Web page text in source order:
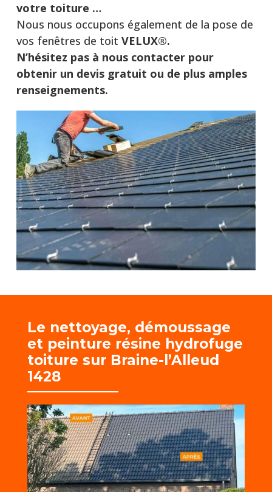
votre toiture …
Nous nous occupons également de la pose de
vos fenêtres de toit VELUX®.
N’hésitez pas à nous contacter pour
obtenir un devis gratuit ou de plus amples
renseignements.
Le nettoyage, démoussage
et peinture résine hydrofuge
toiture sur Braine-l’Alleud
1428